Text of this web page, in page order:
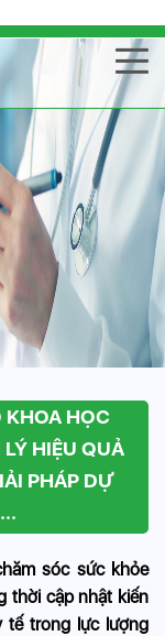
KHOA HỌC
HIỆU QUẢ
PHÁP DỰ
sóc sức khỏe
thời cập nhật kiến
tế trong lực lượng